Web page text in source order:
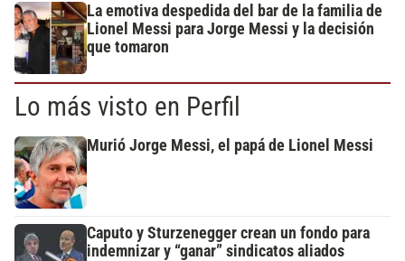
La emotiva despedida del bar de la familia de
Lionel Messi para Jorge Messi y la decisión
que tomaron
Lo más visto en Perfil
Murió Jorge Messi, el papá de Lionel Messi
Caputo y Sturzenegger crean un fondo para
indemnizar y “ganar” sindicatos aliados